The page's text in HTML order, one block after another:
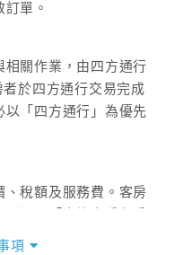
單。
關作業，由四方通行
於四方通行交易完成
「四方通行」為優先
、稅額及服務費。客房
項